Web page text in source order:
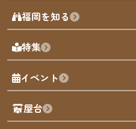
みんなの旅行記
天神エリア
博多旧市街
福岡城
歴史・文化
福岡を知る
福岡の見どころ
福岡の魅力
観光カレンダー
観光PR動画
まち歩き
特集
イベント
屋台